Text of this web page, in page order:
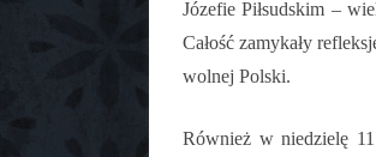
Józefie Piłsudskim –
Całość zamykały
wolnej Polski.
Również w niedzielę